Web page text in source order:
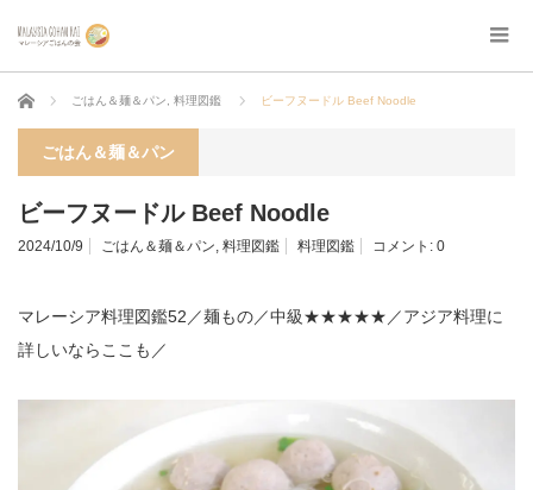
ホーム ごはん＆麺＆パン 料理図鑑 ビーフヌードル Beef Noodle
ごはん＆麺＆パン
ビーフヌードル Beef Noodle
2024/10/9 ごはん＆麺＆パン, 料理図鑑 料理図鑑 コメント: 0
マレーシア料理図鑑52／麺もの／中級★★★★★／アジア料理に
詳しいならここも／